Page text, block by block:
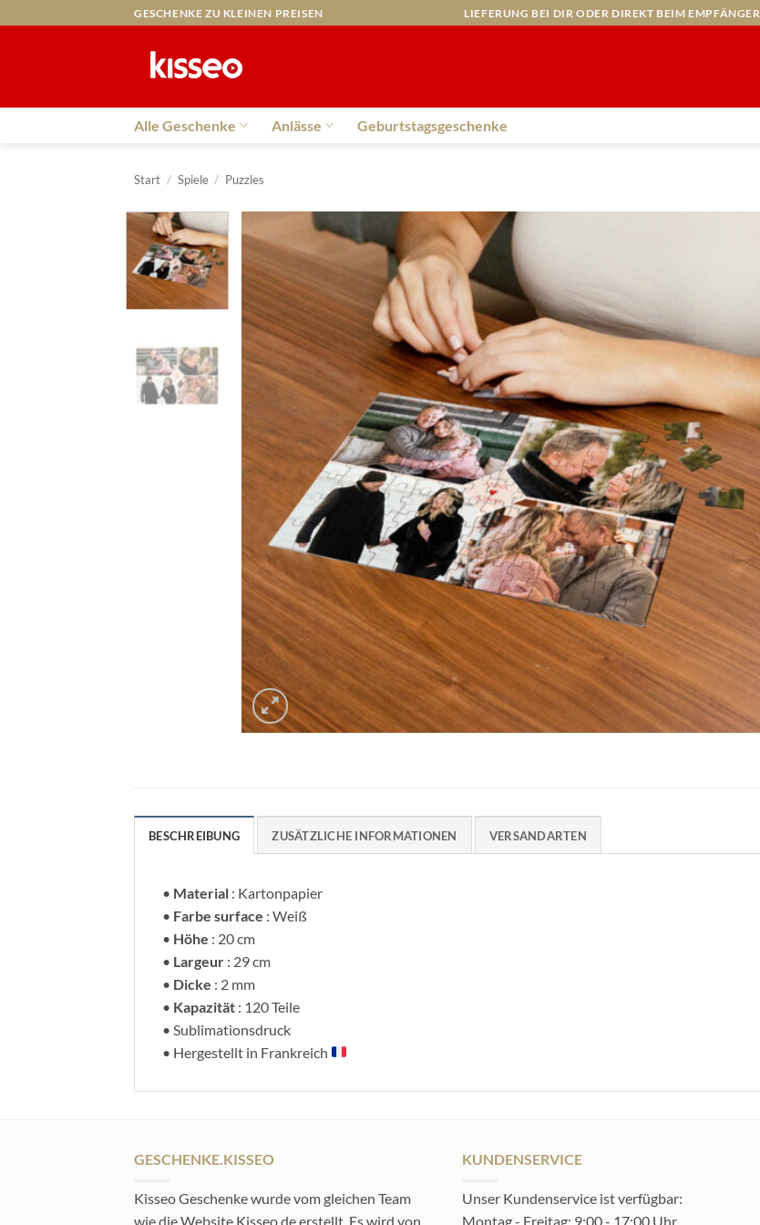
GESCHENKE ZU KLEINEN PREISEN LIEFERUNG BEI DIR ODER DIREKT BEIM EMPFÄNGER
Alle Geschenke Anlässe Geburtstagsgeschenke
Start / Spiele / Puzzles
BESCHREIBUNG ZUSÄTZLICHE INFORMATIONEN VERSANDARTEN
• Material : Kartonpapier
• Farbe surface : Weiß
• Höhe : 20 cm
• Largeur : 29 cm
• Dicke : 2 mm
• Kapazität : 120 Teile
• Sublimationsdruck
• Hergestellt in Frankreich
GESCHENKE.KISSEO
Kisseo Geschenke wurde vom gleichen Team
wie die Website Kisseo.de erstellt. Es wird von
KUNDENSERVICE
Unser Kundenservice ist verfügbar:
Montag - Freitag: 9:00 - 17:00 Uhr